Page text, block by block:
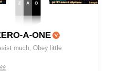
A-ONE
much, Obey little